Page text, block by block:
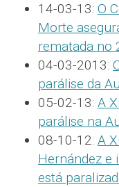
14-03-13: O
Morte
rematada no
04-03-2013:
parálise da
05-02-13: A
parálise na
08-10-12: A
Hernández e
está